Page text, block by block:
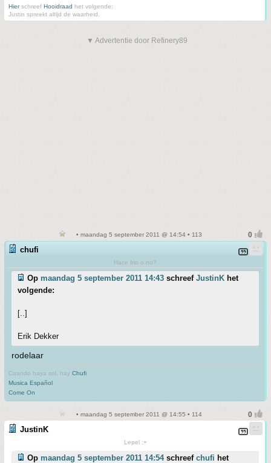
Hierschreef Hooidraad het volgende:
Justin spreekt altijd de waarheid.
▼ Advertentie door Refinery89
• maandag 5 september 2011 @ 14:54 • 113
chufi
Hace frio o no?
Op maandag 5 september 2011 14:43 schreef JustinK het
volgende:
[..]
Erik Dekker
rodelaar
Cuando haya sol, hay Chufi
Musica Español
Come On
• maandag 5 september 2011 @ 14:55 • 114
JustinK
Lepel :+
Op maandag 5 september 2011 14:54schreef chufi het